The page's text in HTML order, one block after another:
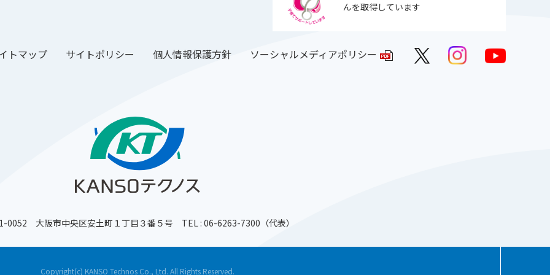
んを取得しています
トマップ サイトポリシー 個人情報保護方針 ソーシャルメディアポリシー
0052 大阪市中央区安土町１丁目３番５号 TEL : 06-6263-7300（代表）
Copyright(c) KANSO Technos Co., Ltd. All Rights Reserved.